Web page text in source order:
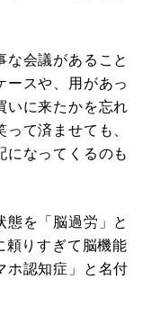
な会議があること
ースや、用があっ
いに来たかを忘れ
て済ませても、
になってくるのも
を「脳過労」と
頼りすぎて脳機能
ホ認知症」と名付